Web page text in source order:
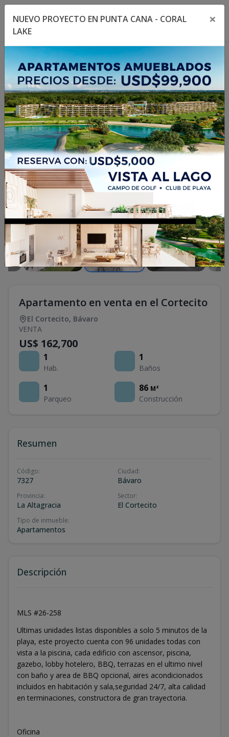
Toggle navigation menu
1/11
Apartamento en venta en el Cortecito
El Cortecito, Bávaro
VENTA
US$ 162,700
1
Hab.
1
Baños
1
Parqueo
86 M²
Construcción
Resumen
Código:
7327
Ciudad:
Bávaro
Provincia:
La Altagracia
Sector:
El Cortecito
Tipo de inmueble:
Apartamentos
Descripción
MLS #26-258
Ultimas unidades listas disponibles a solo 5 minutos de la
playa, este proyecto cuenta con 96 unidades todas con
vista a la piscina, cada edificio con ascensor, piscina,
gazebo, lobby hotelero, BBQ, terrazas en el ultimo nivel
con baño y area de BBQ opcional, aires acondicionados
incluidos en habitación y sala,seguridad 24/7, alta calidad
en terminaciones, constructora de gran trayectoria.
Oficina
NUEVO PROYECTO EN PUNTA CANA - CORAL
LAKE
×